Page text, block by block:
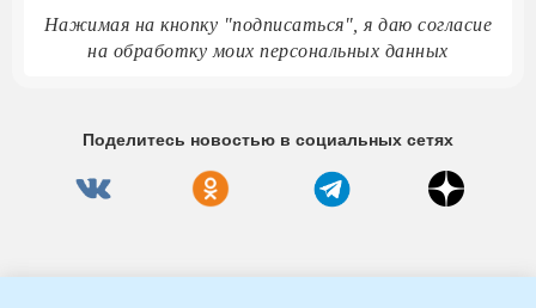
Нажимая на кнопку "подписаться", я даю согласие
на обработку моих персональных данных
Поделитесь новостью в социальных сетях